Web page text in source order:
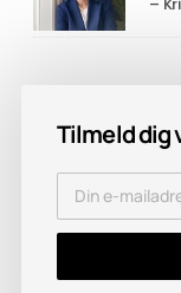
Tilmeld dig